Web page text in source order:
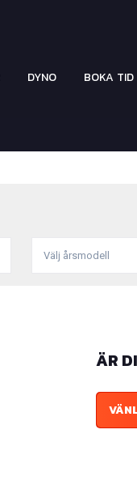
DYNO BOKA TID
Välj årsmodell
ÄR